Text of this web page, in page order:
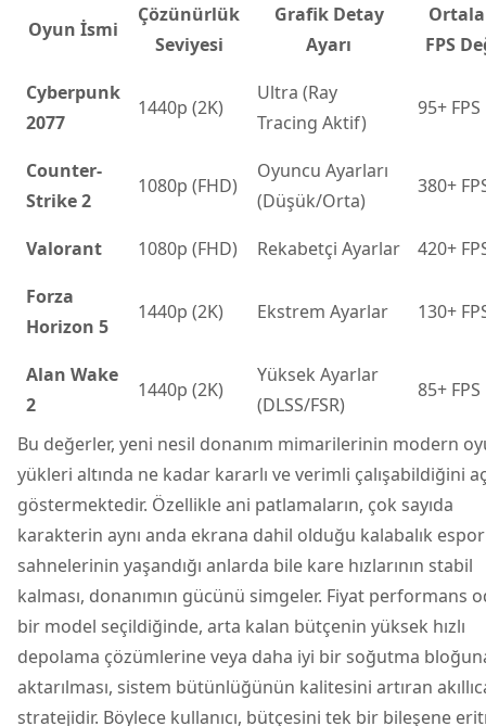
Oyun İsmi
Çözünürlük
Seviyesi
Grafik Detay
Ayarı
FPS
Cyberpunk
2077
1440p (2K)
Ultra (Ray
Tracing Aktif)
95+ FPS
Counter-
Strike 2
1080p (FHD)
Oyuncu Ayarları
(Düşük/Orta)
380+
Valorant 1080p (FHD) Rekabetçi Ayarlar
420+
Forza
Horizon 5
1440p (2K) Ekstrem Ayarlar 130+
Alan Wake
2
1440p (2K)
Yüksek Ayarlar
(DLSS/FSR)
85+ FPS
Bu değerler, yeni nesil donanım mimarilerinin modern
yükleri altında ne kadar kararlı ve verimli çalışabildiğini
göstermektedir. Özellikle ani patlamaların, çok sayıda
karakterin aynı anda ekrana dahil olduğu kalabalık espor
sahnelerinin yaşandığı anlarda bile kare hızlarının stabil
kalması, donanımın gücünü simgeler. Fiyat performans
bir model seçildiğinde, arta kalan bütçenin yüksek hızlı
depolama çözümlerine veya daha iyi bir soğutma
aktarılması, sistem bütünlüğünün kalitesini artıran
stratejidir. Böylece kullanıcı, bütçesini tek bir bileşene